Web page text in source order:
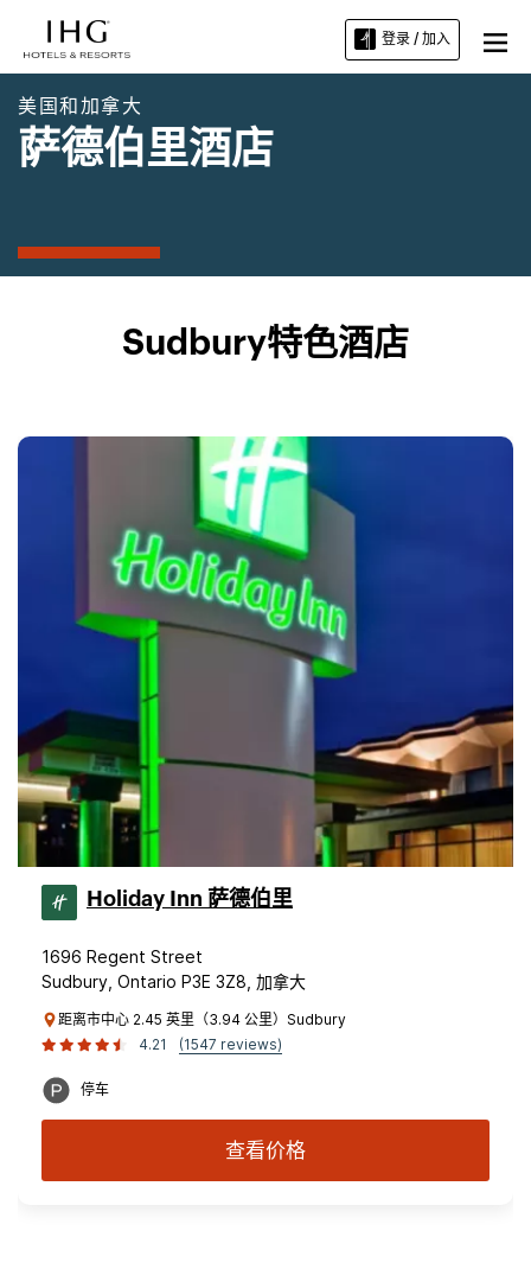
登录 / 加入
美国和加拿大
萨德伯里酒店
Sudbury特色酒店
Holiday Inn 萨德伯里
1696 Regent Street
Sudbury, Ontario P3E 3Z8, 加拿大
距离市中心 2.45 英里（3.94 公里）Sudbury
4.21
(1547 reviews)
停车
查看价格